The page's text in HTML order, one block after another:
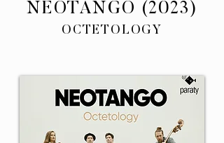
NEOTANGO (2023)
OCTETOLOGY